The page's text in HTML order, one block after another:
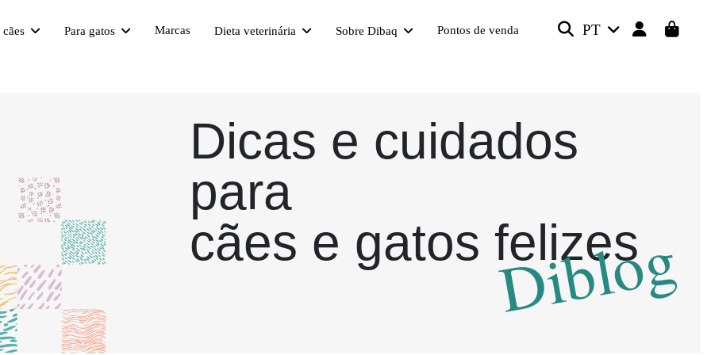
cães Para gatos Marcas Dieta veterinária Sobre Dibaq Pontos de venda PT
Dicas e cuidados
para
cães e gatos felizes
Diblog